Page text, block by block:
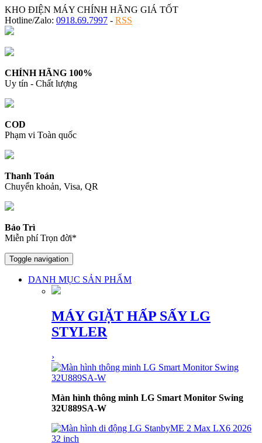
KHO ĐIỆN MÁY CHÍNH HÃNG GIÁ TỐT
Hotline/Zalo: 0918.69.7997 - RSS
CHÍNH HÃNG 100%
Uy tín - Chất lượng
COD
Phạm vi Toàn quốc
Thanh Toán
Chuyển khoản, Visa, QR
Bảo Trì
Miễn phí Trọn đời*
Toggle navigation
DANH MỤC SẢN PHẨM
MÁY GIẶT HẤP SẤY LG
STYLER
›
Màn hình thông minh LG Smart Monitor Swing
32U889SA-W